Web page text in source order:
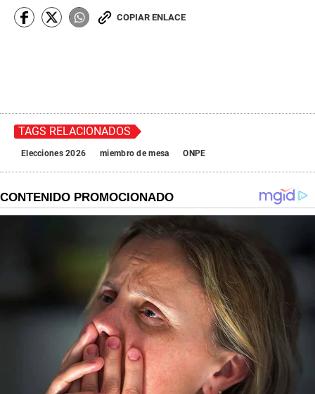
COPIAR ENLACE
TAGS RELACIONADOS
Elecciones 2026 miembro de mesa ONPE